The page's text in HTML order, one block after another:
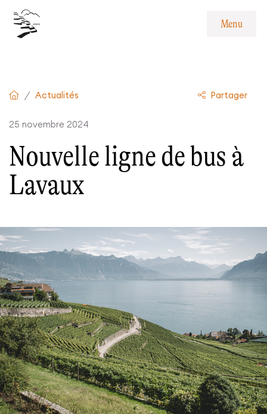
Navigation interne
Menu
Contenu
Pied de page
Menu
Partager
Actualités
25 novembre 2024
Nouvelle ligne de bus à
Lavaux